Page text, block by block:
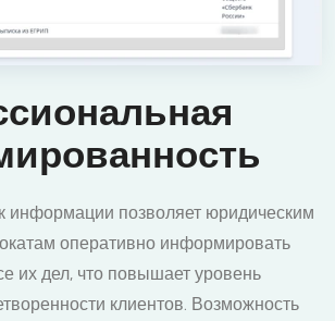
информации позволяет юридическим
оперативно информировать
их дел, что повышает уровень
клиентов. Возможность